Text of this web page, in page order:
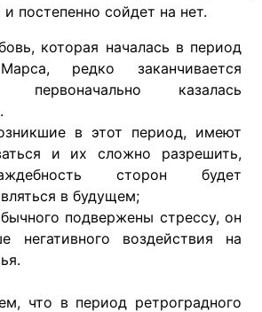
постепенно сойдет на нет.
которая началась в период
редко заканчивается
казалась
в этот период, имеют
и их сложно разрешить,
сторон будет
в будущем;
подвержены стрессу, он
негативного воздействия на
в период ретроградного